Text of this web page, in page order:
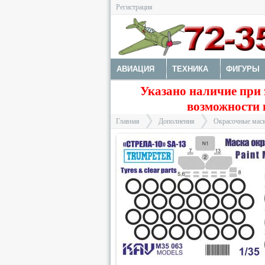
Регистрация
АВИАЦИЯ ТЕХНИКА ФИГУРЫ
ДОПОЛНЕНИЯ ДЕКАЛИ
КРАСКИ И
Указано наличие при
возможности
Главная
>
Дополнения Окрасочные